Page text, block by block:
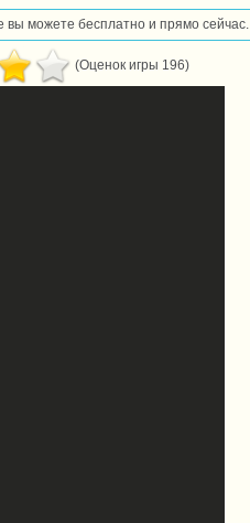
вы можете бесплатно и прямо сейчас.
(Оценок игры 196)